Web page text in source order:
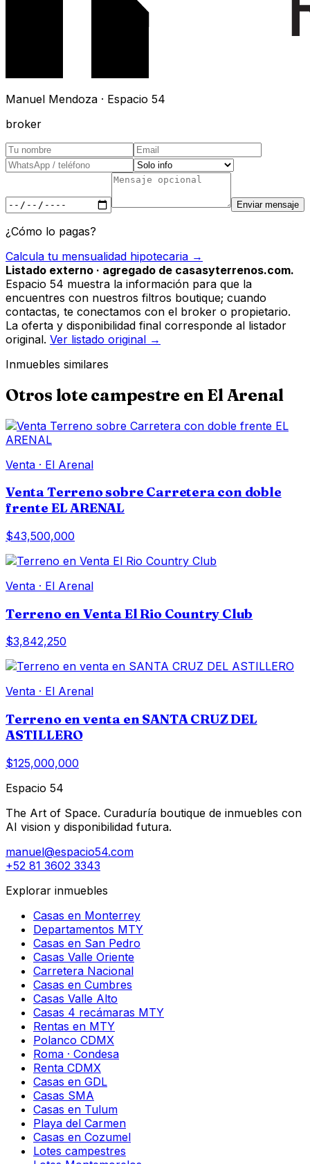
Manuel Mendoza · Espacio 54
broker
Enviar mensaje
¿Cómo lo pagas?
Calcula tu mensualidad hipotecaria →
Listado externo · agregado de casasyterrenos.com.
Espacio 54 muestra la información para que la
encuentres con nuestros filtros boutique; cuando
contactas, te conectamos con el broker o propietario.
La oferta y disponibilidad final corresponde al listador
original. Ver listado original →
Inmuebles similares
Otros lote campestre en El Arenal
Venta · El Arenal
Venta Terreno sobre Carretera con doble
frente EL ARENAL
$43,500,000
Venta · El Arenal
Terreno en Venta El Rio Country Club
$3,842,250
Venta · El Arenal
Terreno en venta en SANTA CRUZ DEL
ASTILLERO
$125,000,000
Espacio 54
The Art of Space. Curaduría boutique de inmuebles con
AI vision y disponibilidad futura.
manuel@espacio54.com
+52 81 3602 3343
Explorar inmuebles
Casas en Monterrey
Departamentos MTY
Casas en San Pedro
Casas Valle Oriente
Carretera Nacional
Casas en Cumbres
Casas Valle Alto
Casas 4 recámaras MTY
Rentas en MTY
Polanco CDMX
Roma · Condesa
Renta CDMX
Casas en GDL
Casas SMA
Casas en Tulum
Playa del Carmen
Casas en Cozumel
Lotes campestres